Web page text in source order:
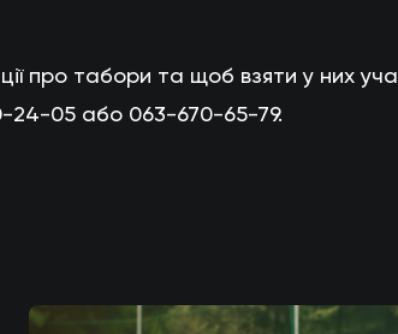
про табори та щоб взяти у них
24-05 або 063-670-65-79.